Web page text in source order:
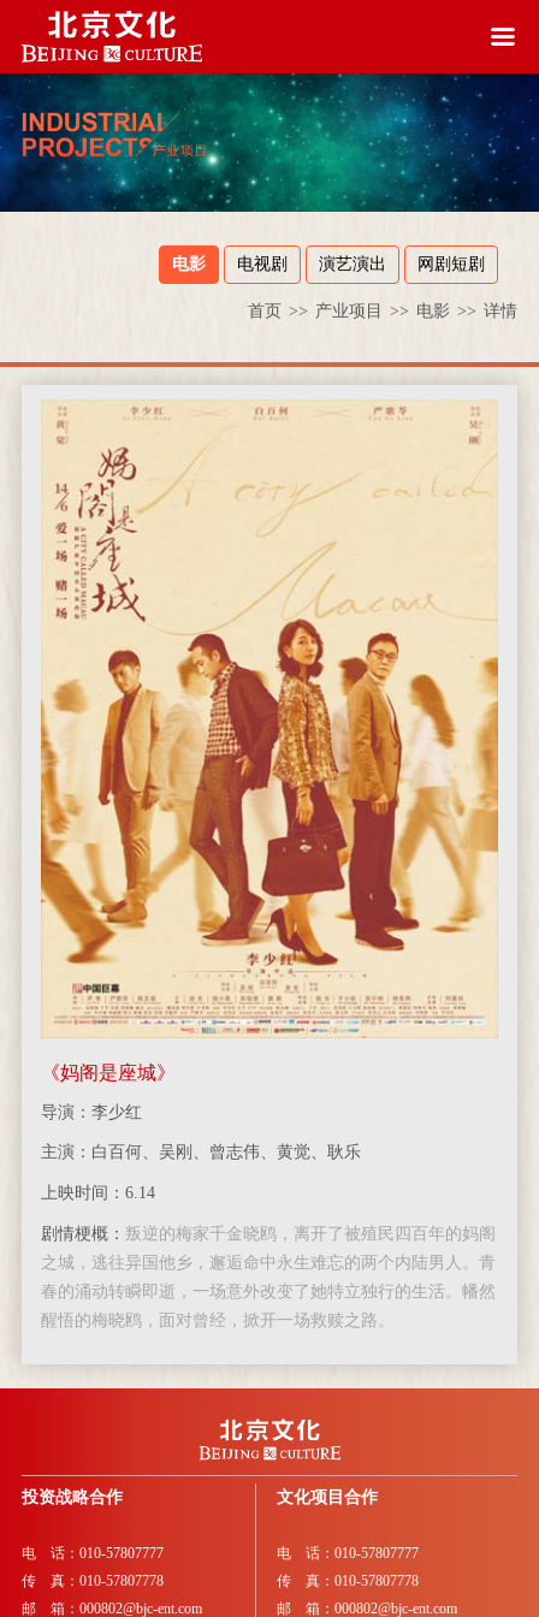
电影 电视剧 演艺演出 网剧短剧
首页 >> 产业项目 >> 电影 >> 详情
《妈阁是座城》
导演：李少红
主演：白百何、吴刚、曾志伟、黄觉、耿乐
上映时间：6.14
剧情梗概： 叛逆的梅家千金晓鸥，离开了被殖民四百年的妈阁
之城，逃往异国他乡，邂逅命中永生难忘的两个内陆男人。青
春的涌动转瞬即逝，一场意外改变了她特立独行的生活。幡然
醒悟的梅晓鸥，面对曾经，掀开一场救赎之路。
投资战略合作
电 话：010-57807777
传 真：010-57807778
邮 箱：000802@bjc-ent.com
文化项目合作
电 话：010-57807777
传 真：010-57807778
邮 箱：000802@bjc-ent.com